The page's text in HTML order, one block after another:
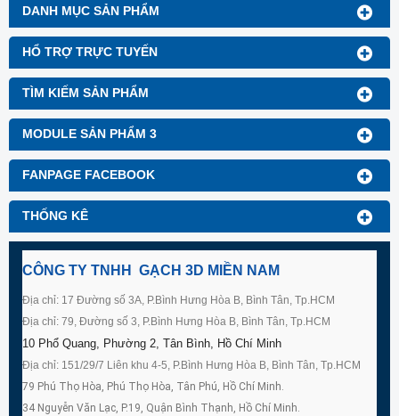
DANH MỤC SẢN PHẨM
HỔ TRỢ TRỰC TUYẾN
TÌM KIẾM SẢN PHẨM
MODULE SẢN PHẨM 3
FANPAGE FACEBOOK
THỐNG KÊ
CÔNG TY TNHH GẠCH 3D MIỀN NAM
Địa chỉ: 17 Đường số 3A, P.Bình Hưng Hòa B, Bình Tân, Tp.HCM
Địa chỉ: 79, Đường số 3, P.Bình Hưng Hòa B, Bình Tân, Tp.HCM
10 Phổ Quang, Phường 2, Tân Bình, Hồ Chí Minh
Địa chỉ: 151/29/7 Liên khu 4-5, P.Bình Hưng Hòa B, Bình Tân, Tp.HCM
79 Phú Thọ Hòa, Phú Thọ Hòa, Tân Phú, Hồ Chí Minh.
34 Nguyễn Văn Lạc, P.19, Quận Bình Thạnh, Hồ Chí Minh.